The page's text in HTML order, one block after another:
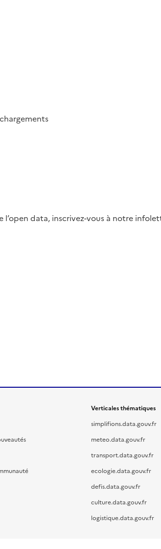
data, inscrivez-vous à notre
Verticales thématiques
simplifions.data.gouv.fr
meteo.data.gouv.fr
transport.data.gouv.fr
ecologie.data.gouv.fr
defis.data.gouv.fr
culture.data.gouv.fr
logistique.data.gouv.fr